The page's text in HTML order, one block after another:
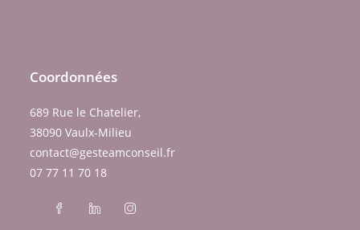
Coordonnées
689 Rue le Chatelier,
38090 Vaulx-Milieu
contact@gesteamconseil.fr
07 77 11 70 18